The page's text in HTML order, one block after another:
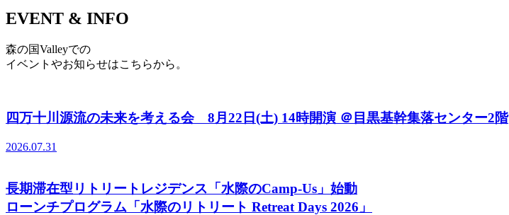
EVENT & INFO
森の国Valleyでの
イベントやお知らせはこちらから。
四万十川源流の未来を考える会 8月22日(土) 14時開演 ＠目黒基幹集落センター2階
2026.07.31
長期滞在型リトリートレジデンス「水際のCamp-Us」始動
ローンチプログラム「水際のリトリート Retreat Days 2026」